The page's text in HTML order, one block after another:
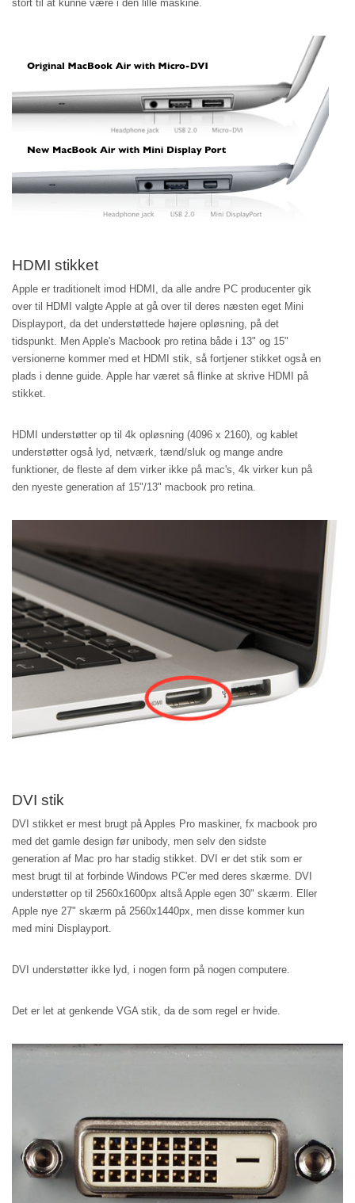
stort til at kunne være i den lille maskine.
HDMI stikket
Apple er traditionelt imod HDMI, da alle andre PC producenter gik
over til HDMI valgte Apple at gå over til deres næsten eget Mini
Displayport, da det understøttede højere opløsning, på det
tidspunkt. Men Apple's Macbook pro retina både i 13" og 15"
versionerne kommer med et HDMI stik, så fortjener stikket også en
plads i denne guide. Apple har været så flinke at skrive HDMI på
stikket.
HDMI understøtter op til 4k opløsning (4096 x 2160), og kablet
understøtter også lyd, netværk, tænd/sluk og mange andre
funktioner, de fleste af dem virker ikke på mac's, 4k virker kun på
den nyeste generation af 15"/13" macbook pro retina.
DVI stik
DVI stikket er mest brugt på Apples Pro maskiner, fx macbook pro
med det gamle design før unibody, men selv den sidste
generation af Mac pro har stadig stikket. DVI er det stik som er
mest brugt til at forbinde Windows PC'er med deres skærme. DVI
understøtter op til 2560x1600px altså Apple egen 30" skærm. Eller
Apple nye 27" skærm på 2560x1440px, men disse kommer kun
med mini Displayport.
DVI understøtter ikke lyd, i nogen form på nogen computere.
Det er let at genkende VGA stik, da de som regel er hvide.